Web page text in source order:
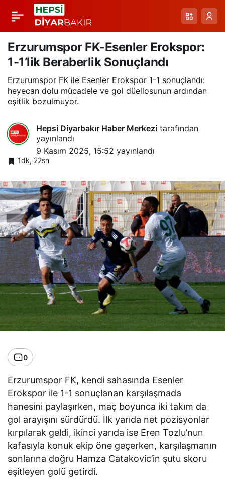
Erzurumspor FK-Esenler Erokspor:
1-1’lik Beraberlik Sonuçlandı
Erzurumspor FK ile Esenler Erokspor 1-1 sonuçlandı:
heyecan dolu mücadele ve gol düellosunun ardından
eşitlik bozulmuyor.
Hepsi Diyarbakır Haber Merkezi tarafından
yayınlandı
9 Kasım 2025, 15:52 yayınlandı
1dk, 22sn
0
Erzurumspor FK, kendi sahasında Esenler
Erokspor ile 1-1 sonuçlanan karşılaşmada
hanesini paylaşırken, maç boyunca iki takım da
gol arayışını sürdürdü. İlk yarıda net pozisyonlar
kırpılarak geldi, ikinci yarıda ise Eren Tozlu’nun
kafasıyla konuk ekip öne geçerken, karşılaşmanın
sonlarına doğru Hamza Catakovic’in şutu skoru
eşitleyen golü getirdi.
Anıl Demirci:
Beraberliğe Giden
Fırsatlar, Ama
Sonunda Hızlı
Bitmeyen Bir Heyecan
Paylaş